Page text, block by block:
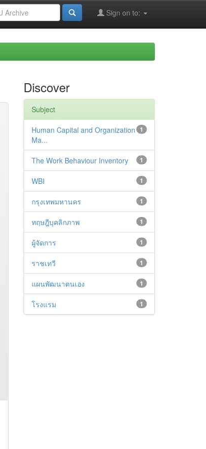
Sign on to:
Discover
Subject
1
Human Capital and Organization
Ma...
1
The Work Behaviour Inventory
1
WBI
1
กรุงเทพมหานคร
1
ทฤษฎีบุคลิกภาพ
1
ผู้จัดการ
1
ราชเทวี
1
แผนพัฒนาตนเอง
1
โรงแรม